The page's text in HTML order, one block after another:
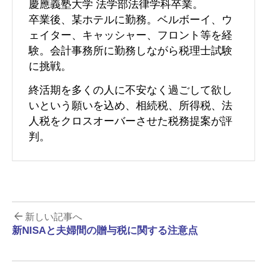
慶應義塾大学 法学部法律学科卒業。
卒業後、某ホテルに勤務。ベルボーイ、ウ
ェイター、キャッシャー、フロント等を経
験。会計事務所に勤務しながら税理士試験
に挑戦。
終活期を多くの人に不安なく過ごして欲し
いという願いを込め、相続税、所得税、法
人税をクロスオーバーさせた税務提案が評
判。
新しい記事へ
新NISAと夫婦間の贈与税に関する注意点